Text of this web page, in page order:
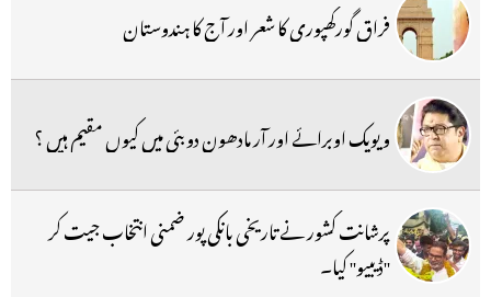
فراق گورکھپوری کا شعر اور آج کا ہندوستان
ویویک اوبرائے اور آر مادھون دوبئی میں کیوں مقیم ہیں ؟
پرشانت کشور نے تاریخی بانکی پور ضمنی انتخاب جیت کر
''ڈیبیو'' کیا۔